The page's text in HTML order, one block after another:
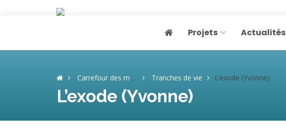
Page home
Projets Actualités
Carrefour des mémoires Tranches de vie L’exode (Yvonne)
L’exode (Yvonne)